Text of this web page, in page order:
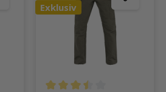
Exklusiv